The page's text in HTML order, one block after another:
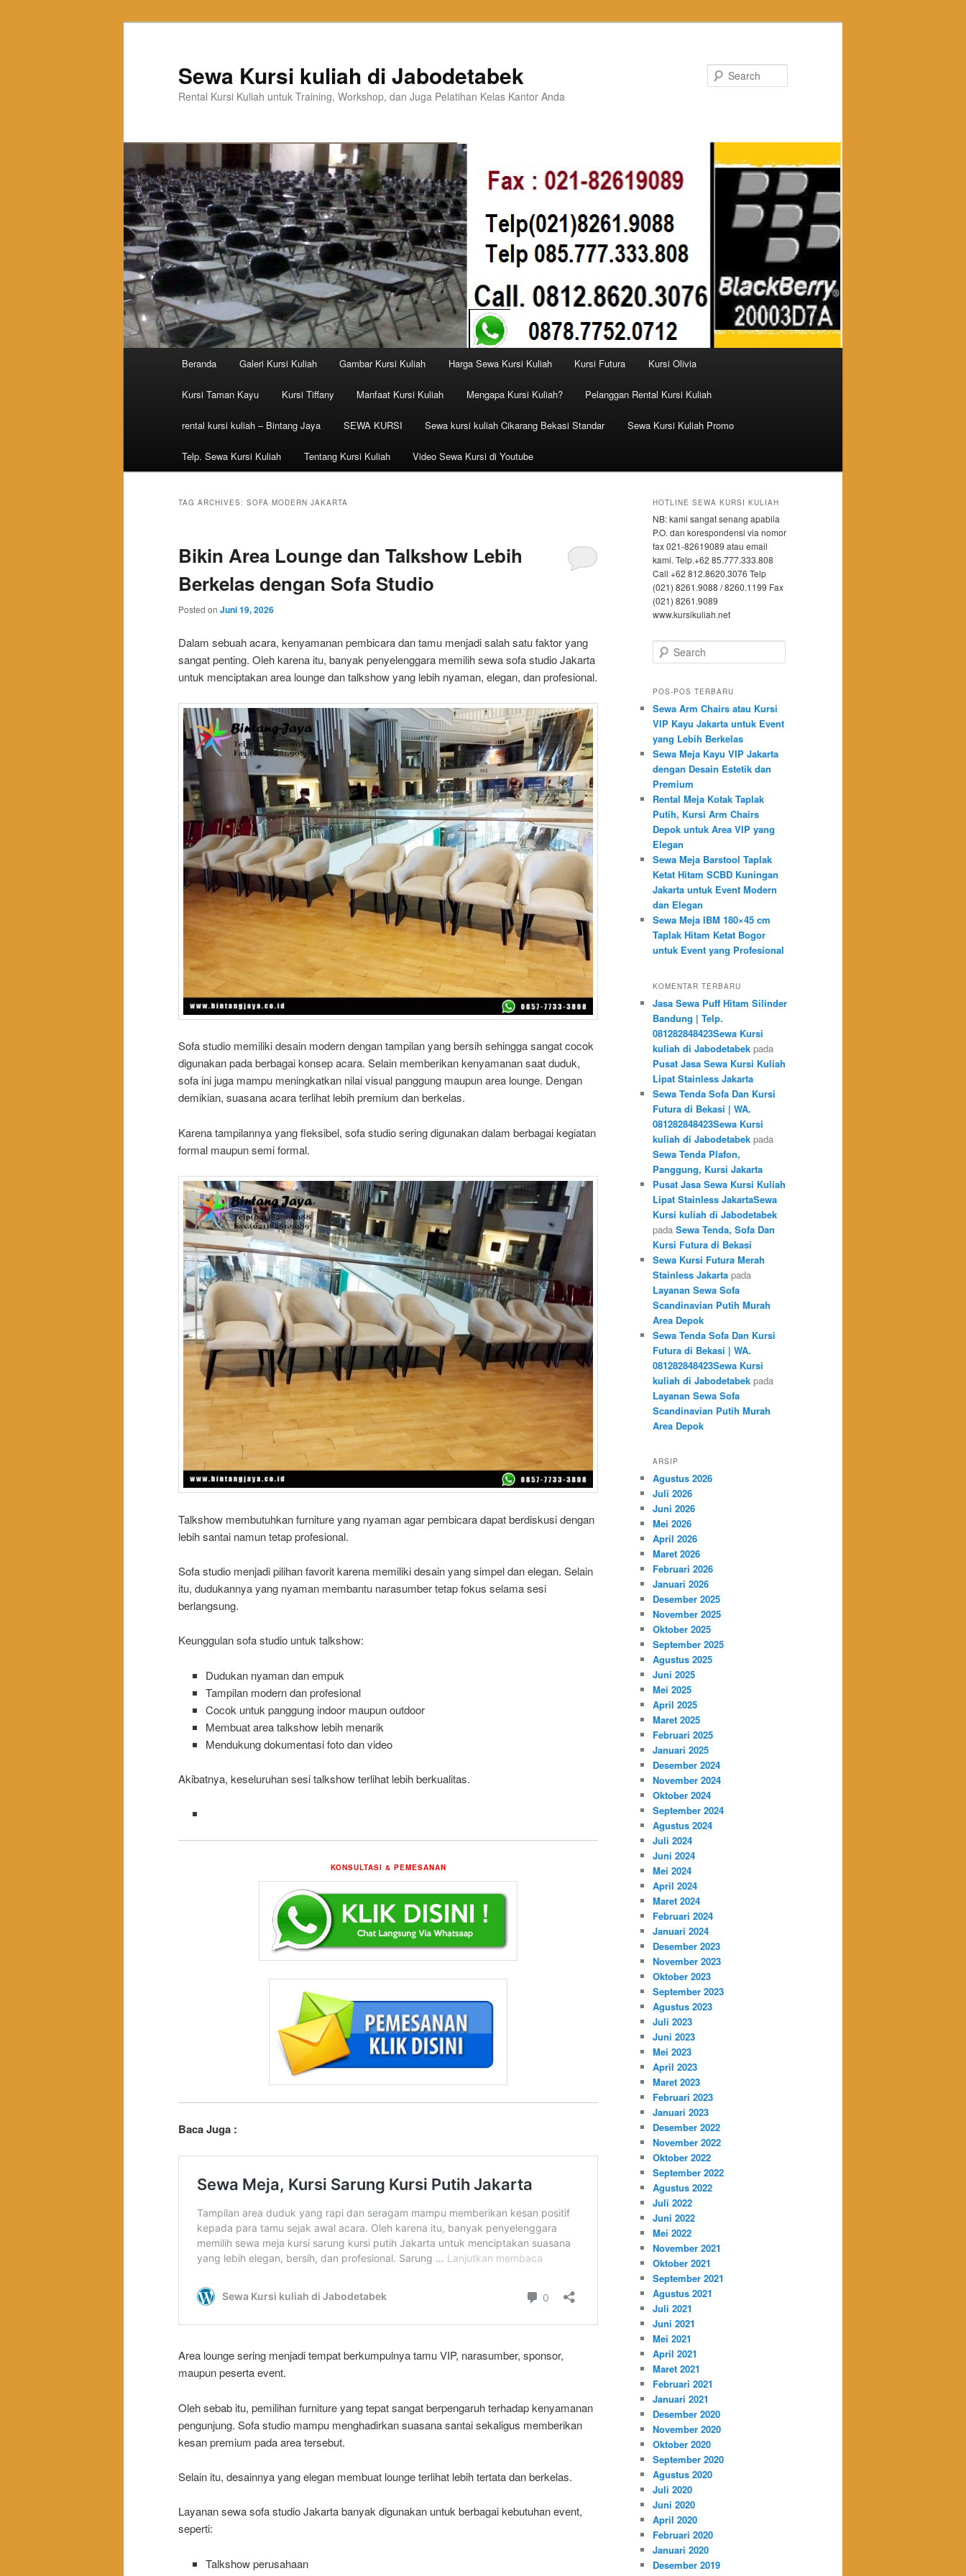
Sewa Kursi kuliah di Jabodetabek
Rental Kursi Kuliah untuk Training, Workshop, dan Juga Pelatihan Kelas Kantor Anda
Skip to primary content
Skip to secondary content
Beranda Galeri Kursi Kuliah Gambar Kursi Kuliah Harga Sewa Kursi Kuliah Kursi Futura Kursi Olivia
Kursi Taman Kayu Kursi Tiffany Manfaat Kursi Kuliah Mengapa Kursi Kuliah? Pelanggan Rental Kursi Kuliah
rental kursi kuliah – Bintang Jaya SEWA KURSI Sewa kursi kuliah Cikarang Bekasi Standar Sewa Kursi Kuliah Promo
Telp. Sewa Kursi Kuliah Tentang Kursi Kuliah Video Sewa Kursi di Youtube
TAG ARCHIVES: SOFA MODERN JAKARTA
Bikin Area Lounge dan Talkshow Lebih
Berkelas dengan Sofa Studio
Posted on Juni 19, 2026
Dalam sebuah acara, kenyamanan pembicara dan tamu menjadi salah satu faktor yang
sangat penting. Oleh karena itu, banyak penyelenggara memilih sewa sofa studio Jakarta
untuk menciptakan area lounge dan talkshow yang lebih nyaman, elegan, dan profesional.
Sofa studio memiliki desain modern dengan tampilan yang bersih sehingga sangat cocok
digunakan pada berbagai konsep acara. Selain memberikan kenyamanan saat duduk,
sofa ini juga mampu meningkatkan nilai visual panggung maupun area lounge. Dengan
demikian, suasana acara terlihat lebih premium dan berkelas.
Karena tampilannya yang fleksibel, sofa studio sering digunakan dalam berbagai kegiatan
formal maupun semi formal.
Talkshow membutuhkan furniture yang nyaman agar pembicara dapat berdiskusi dengan
lebih santai namun tetap profesional.
Sofa studio menjadi pilihan favorit karena memiliki desain yang simpel dan elegan. Selain
itu, dudukannya yang nyaman membantu narasumber tetap fokus selama sesi
berlangsung.
Keunggulan sofa studio untuk talkshow:
Dudukan nyaman dan empuk
Tampilan modern dan profesional
Cocok untuk panggung indoor maupun outdoor
Membuat area talkshow lebih menarik
Mendukung dokumentasi foto dan video
Akibatnya, keseluruhan sesi talkshow terlihat lebih berkualitas.
KONSULTASI & PEMESANAN
Baca Juga :
Area lounge sering menjadi tempat berkumpulnya tamu VIP, narasumber, sponsor,
maupun peserta event.
Oleh sebab itu, pemilihan furniture yang tepat sangat berpengaruh terhadap kenyamanan
pengunjung. Sofa studio mampu menghadirkan suasana santai sekaligus memberikan
kesan premium pada area tersebut.
Selain itu, desainnya yang elegan membuat lounge terlihat lebih tertata dan berkelas.
Layanan sewa sofa studio Jakarta banyak digunakan untuk berbagai kebutuhan event,
seperti:
Talkshow perusahaan
HOTLINE SEWA KURSI KULIAH
NB: kami sangat senang apabila
P.O. dan korespondensi via nomor
fax 021-82619089 atau email
kami. Telp.+62 85.777.333.808
Call +62 812.8620.3076 Telp
(021) 8261.9088 / 8260.1199 Fax
(021) 8261.9089
www.kursikuliah.net
Search
POS-POS TERBARU
Sewa Arm Chairs atau Kursi
VIP Kayu Jakarta untuk Event
yang Lebih Berkelas
Sewa Meja Kayu VIP Jakarta
dengan Desain Estetik dan
Premium
Rental Meja Kotak Taplak
Putih, Kursi Arm Chairs
Depok untuk Area VIP yang
Elegan
Sewa Meja Barstool Taplak
Ketat Hitam SCBD Kuningan
Jakarta untuk Event Modern
dan Elegan
Sewa Meja IBM 180×45 cm
Taplak Hitam Ketat Bogor
untuk Event yang Profesional
KOMENTAR TERBARU
Jasa Sewa Puff Hitam Silinder
Bandung | Telp.
081282848423Sewa Kursi
kuliah di Jabodetabek pada
Pusat Jasa Sewa Kursi Kuliah
Lipat Stainless Jakarta
Sewa Tenda Sofa Dan Kursi
Futura di Bekasi | WA.
081282848423Sewa Kursi
kuliah di Jabodetabek pada
Sewa Tenda Plafon,
Panggung, Kursi Jakarta
Pusat Jasa Sewa Kursi Kuliah
Lipat Stainless JakartaSewa
Kursi kuliah di Jabodetabek
pada Sewa Tenda, Sofa Dan
Kursi Futura di Bekasi
Sewa Kursi Futura Merah
Stainless Jakarta pada
Layanan Sewa Sofa
Scandinavian Putih Murah
Area Depok
Sewa Tenda Sofa Dan Kursi
Futura di Bekasi | WA.
081282848423Sewa Kursi
kuliah di Jabodetabek pada
Layanan Sewa Sofa
Scandinavian Putih Murah
Area Depok
ARSIP
Agustus 2026
Juli 2026
Juni 2026
Mei 2026
April 2026
Maret 2026
Februari 2026
Januari 2026
Desember 2025
November 2025
Oktober 2025
September 2025
Agustus 2025
Juni 2025
Mei 2025
April 2025
Maret 2025
Februari 2025
Januari 2025
Desember 2024
November 2024
Oktober 2024
September 2024
Agustus 2024
Juli 2024
Juni 2024
Mei 2024
April 2024
Maret 2024
Februari 2024
Januari 2024
Desember 2023
November 2023
Oktober 2023
September 2023
Agustus 2023
Juli 2023
Juni 2023
Mei 2023
April 2023
Maret 2023
Februari 2023
Januari 2023
Desember 2022
November 2022
Oktober 2022
September 2022
Agustus 2022
Juli 2022
Juni 2022
Mei 2022
November 2021
Oktober 2021
September 2021
Agustus 2021
Juli 2021
Juni 2021
Mei 2021
April 2021
Maret 2021
Februari 2021
Januari 2021
Desember 2020
November 2020
Oktober 2020
September 2020
Agustus 2020
Juli 2020
Juni 2020
April 2020
Februari 2020
Januari 2020
Desember 2019